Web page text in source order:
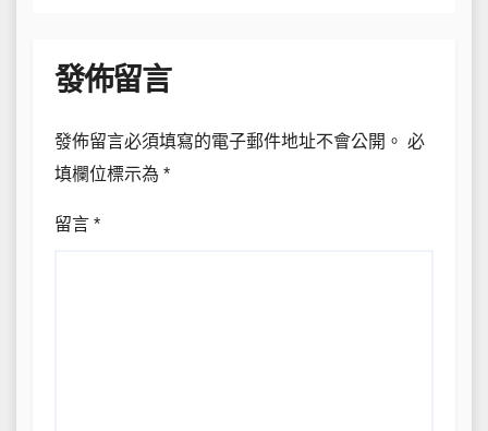
發佈留言
發佈留言必須填寫的電子郵件地址不會公開。 必
填欄位標示為 *
留言 *